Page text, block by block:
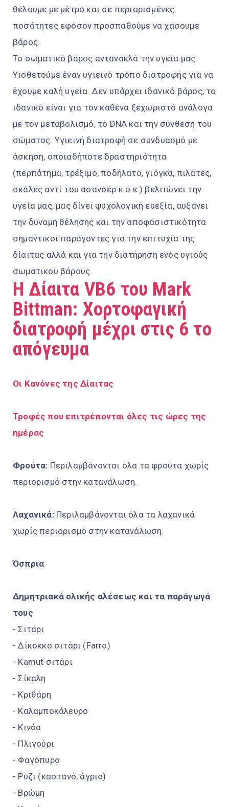
θέλουμε με μέτρο και σε περιορισμένες
ποσότητες εφόσον προσπαθούμε να χάσουμε
βάρος.
Το σωματικό βάρος αντανακλά την υγεία μας.
Υιοθετούμε έναν υγιεινό τρόπο διατροφής για να
έχουμε καλή υγεία. Δεν υπάρχει ιδανικό βάρος, το
ιδανικό είναι για τον καθένα ξεχωριστό ανάλογα
με τον μεταβολισμό, το DNA και την σύνθεση του
σώματος. Υγιεινή διατροφή σε συνδυασμό με
άσκηση, οποιαδήποτε δραστηριότητα
(περπάτημα, τρέξιμο, ποδήλατο, γιόγκα, πιλάτες,
σκάλες αντί του ασανσέρ κ.ο.κ.) βελτιώνει την
υγεία μας, μας δίνει ψυχολογική ευεξία, αυξάνει
την δύναμη θέλησης και την αποφασιστικότητα
σημαντικοί παράγοντες για την επιτυχία της
δίαιτας αλλά και για την διατήρηση ενός υγιούς
σωματικού βάρους.
Η Δίαιτα VB6 του Mark
Bittman: Χορτοφαγική
διατροφή μέχρι στις 6 το
απόγευμα
Οι Κανόνες της Δίαιτας
Τροφές που επιτρέπονται όλες τις ώρες της
ημέρας
Φρούτα: Περιλαμβάνονται όλα τα φρούτα χωρίς
περιορισμό στην κατανάλωση.
Λαχανικά: Περιλαμβάνονται όλα τα λαχανικά
χωρίς περιορισμό στην κατανάλωση.
Όσπρια
Δημητριακά ολικής αλέσεως και τα παράγωγά
τους
- Σιτάρι
- Δίκοκκο σιτάρι (Farro)
- Kamut σιτάρι
- Σίκαλη
- Κριθάρη
- Καλαμποκάλευρο
- Κινόα
- Πλιγούρι
- Φαγόπυρο
- Ρύζι (καστανό, άγριο)
- Βρώμη